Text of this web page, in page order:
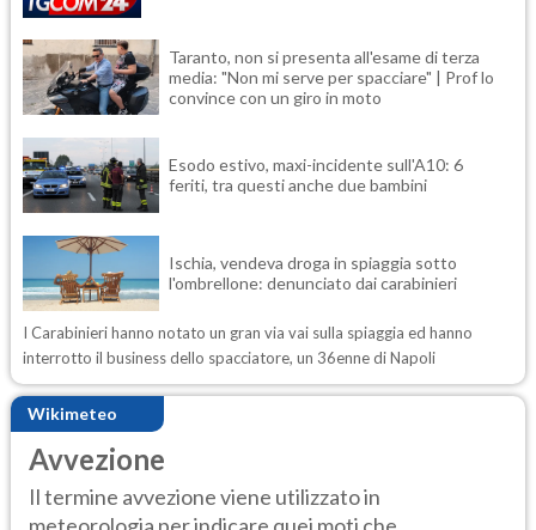
Taranto, non si presenta all'esame di terza
media: "Non mi serve per spacciare" | Prof lo
convince con un giro in moto
Esodo estivo, maxi-incidente sull'A10: 6
feriti, tra questi anche due bambini
Ischia, vendeva droga in spiaggia sotto
l'ombrellone: denunciato dai carabinieri
I Carabinieri hanno notato un gran via vai sulla spiaggia ed hanno
interrotto il business dello spacciatore, un 36enne di Napoli
Wikimeteo
Avvezione
Il termine avvezione viene utilizzato in